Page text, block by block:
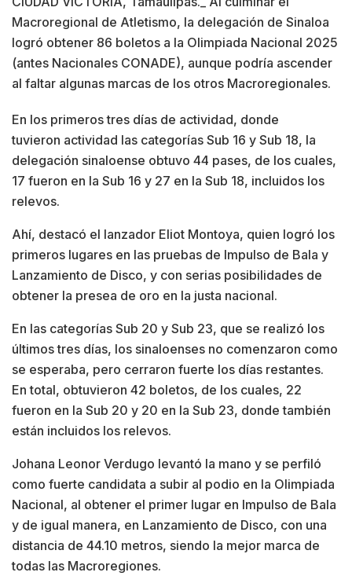
Macroregional de Atletismo, la delegación de Sinaloa
logró obtener 86 boletos a la Olimpiada Nacional 2025
(antes Nacionales CONADE), aunque podría ascender
al faltar algunas marcas de los otros Macroregionales.
En los primeros tres días de actividad, donde
tuvieron actividad las categorías Sub 16 y Sub 18, la
delegación sinaloense obtuvo 44 pases, de los cuales,
17 fueron en la Sub 16 y 27 en la Sub 18, incluidos los
relevos.
Ahí, destacó el lanzador Eliot Montoya, quien logró los
primeros lugares en las pruebas de Impulso de Bala y
Lanzamiento de Disco, y con serias posibilidades de
obtener la presea de oro en la justa nacional.
En las categorías Sub 20 y Sub 23, que se realizó los
últimos tres días, los sinaloenses no comenzaron como
se esperaba, pero cerraron fuerte los días restantes.
En total, obtuvieron 42 boletos, de los cuales, 22
fueron en la Sub 20 y 20 en la Sub 23, donde también
están incluidos los relevos.
Johana Leonor Verdugo levantó la mano y se perfiló
como fuerte candidata a subir al podio en la Olimpiada
Nacional, al obtener el primer lugar en Impulso de Bala
y de igual manera, en Lanzamiento de Disco, con una
distancia de 44.10 metros, siendo la mejor marca de
todas las Macroregiones.